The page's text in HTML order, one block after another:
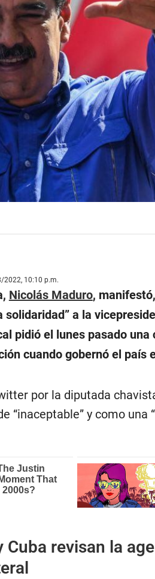
10:10 p.m.
Nicolás Maduro,
solidaridad” a la
pidió el lunes pasado una
cuando gobernó el país
por la diputada
“inaceptable” y como una “
Cuba revisan la